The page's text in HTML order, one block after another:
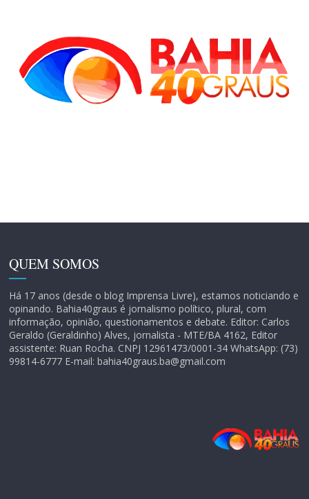
QUEM SOMOS
Há 17 anos (desde o blog Imprensa Livre), estamos noticiando e
opinando. Bahia40graus é jornalismo político, plural, com
informação, opinião, questionamentos e debate. Editor: Carlos
Geraldo (Geraldinho) Alves, jornalista - MTE/BA 4162, Editor
assistente: Ruan Rocha. CNPJ 12961473/0001-34 WhatsApp: (73)
99814-6777 E-mail: bahia40graus.ba@gmail.com